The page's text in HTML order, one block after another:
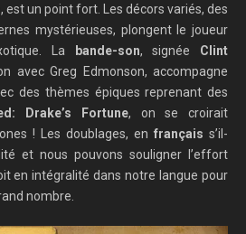
est un point fort. Les décors variés, des
mystérieuses, plongent le joueur
La
bande-son, signée Clint
avec Greg Edmonson, accompagne
des thèmes épiques reprenant des
Drake’s Fortune, on se croirait
! Les doublages, en français s’il-
et nous pouvons souligner l’effort
en intégralité dans notre langue pour
nombre.